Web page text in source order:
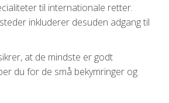
til internationale retter.
inkluderer desuden adgang til
at de mindste er godt
du for de små bekymringer og